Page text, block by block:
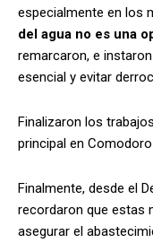
especialmente en los
del agua no es una
remarcaron, e
esencial y evitar
Finalizaron los
principal en
Finalmente, desde el
recordaron que estas
asegurar el